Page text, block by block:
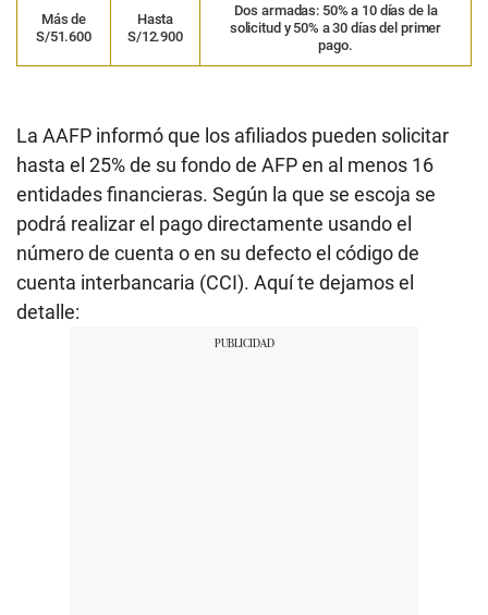
Más de
S/51.600
Hasta
S/12.900
Dos armadas: 50% a 10 días de la
solicitud y 50% a 30 días del primer
pago.
La AAFP informó que los afiliados pueden solicitar
hasta el 25% de su fondo de AFP en al menos 16
entidades financieras. Según la que se escoja se
podrá realizar el pago directamente usando el
número de cuenta o en su defecto el código de
cuenta interbancaria (CCI). Aquí te dejamos el
detalle: